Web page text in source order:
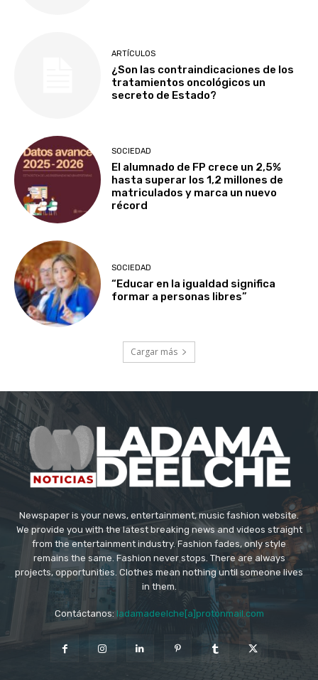
ARTÍCULOS
¿Son las contraindicaciones de los
tratamientos oncológicos un
secreto de Estado?
SOCIEDAD
El alumnado de FP crece un 2,5%
hasta superar los 1,2 millones de
matriculados y marca un nuevo
récord
SOCIEDAD
“Educar en la igualdad significa
formar a personas libres”
Cargar más
Newspaper is your news, entertainment, music fashion website.
We provide you with the latest breaking news and videos straight
from the entertainment industry. Fashion fades, only style
remains the same. Fashion never stops. There are always
projects, opportunities. Clothes mean nothing until someone lives
in them.
Contáctanos: ladamadeelche[a]protonmail.com